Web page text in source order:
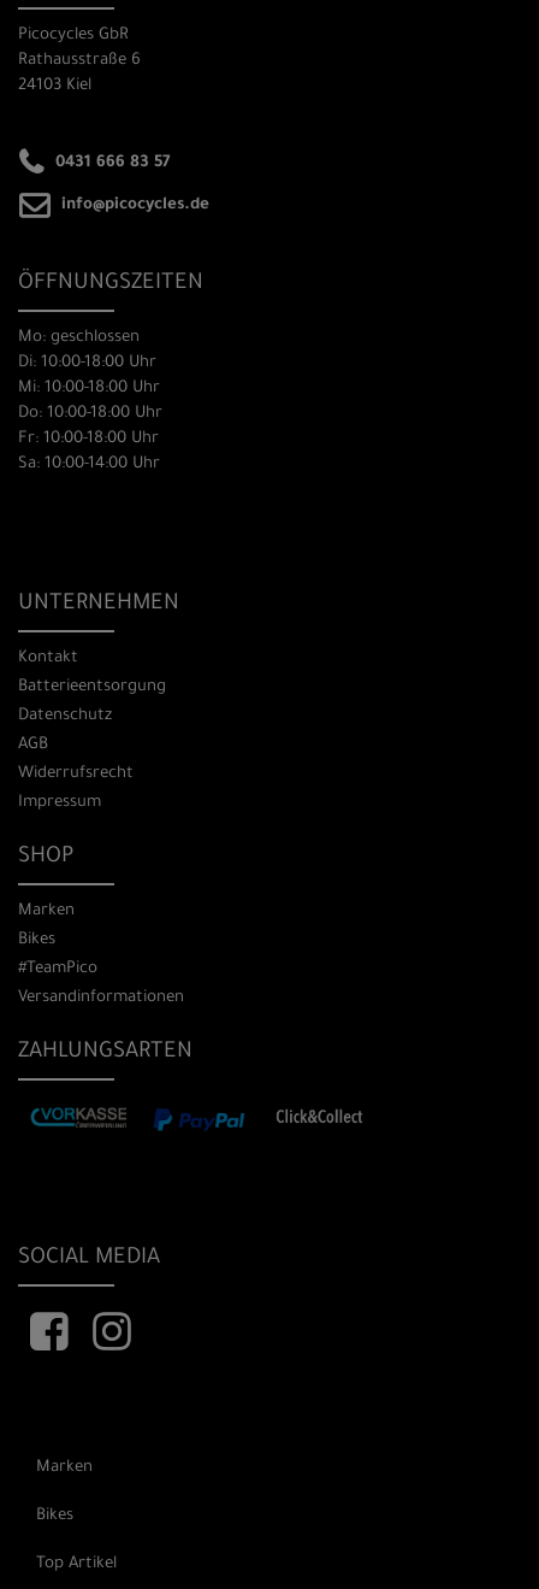
Picocycles GbR
Rathausstraße 6
24103 Kiel
0431 666 83 57
info@picocycles.de
ÖFFNUNGSZEITEN
Mo: geschlossen
Di: 10:00-18:00 Uhr
Mi: 10:00-18:00 Uhr
Do: 10:00-18:00 Uhr
Fr: 10:00-18:00 Uhr
Sa: 10:00-14:00 Uhr
UNTERNEHMEN
Kontakt
Batterieentsorgung
Datenschutz
AGB
Widerrufsrecht
Impressum
SHOP
Marken
Bikes
#TeamPico
Versandinformationen
ZAHLUNGSARTEN
SOCIAL MEDIA
Marken
Bikes
Top Artikel